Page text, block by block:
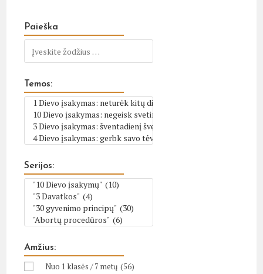
Paieška
Temos:
Serijos:
Amžius:
Nuo 1 klasės / 7 metų (56)